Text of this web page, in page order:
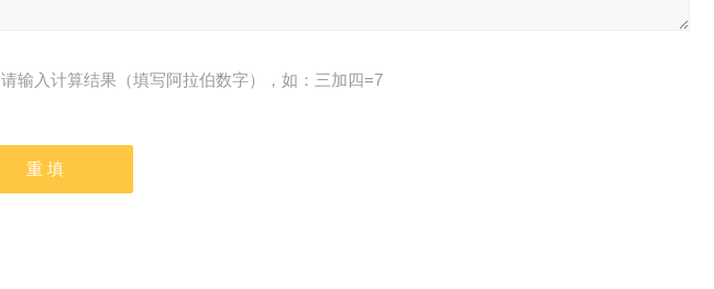
请输入计算结果（填写阿拉伯数字），如：三加四=7